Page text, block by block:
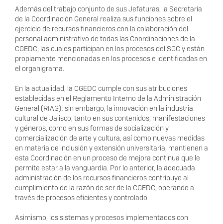
Además del trabajo conjunto de sus Jefaturas, la Secretaría
de la Coordinación General realiza sus funciones sobre el
ejercicio de recursos financieros con la colaboración del
personal administrativo de todas las Coordinaciones de la
CGEDC, las cuales participan en los procesos del SGC y están
propiamente mencionadas en los procesos e identificadas en
el organigrama.
En la actualidad, la CGEDC cumple con sus atribuciones
establecidas en el Reglamento Interno de la Administración
General (RIAG); sin embargo, la innovación en la industria
cultural de Jalisco, tanto en sus contenidos, manifestaciones
y géneros, como en sus formas de socialización y
comercialización de arte y cultura, así como nuevas medidas
en materia de inclusión y extensión universitaria, mantienen a
esta Coordinación en un proceso de mejora continua que le
permite estar a la vanguardia. Por lo anterior, la adecuada
administración de los recursos financieros contribuye al
cumplimiento de la razón de ser de la CGEDC, operando a
través de procesos eficientes y controlado.
Asimismo, los sistemas y procesos implementados con